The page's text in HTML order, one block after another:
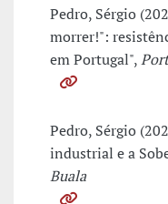
Pedro, Sérgio
morrer!":
em Portugal",
Pedro, Sérgio
industrial e a
Buala